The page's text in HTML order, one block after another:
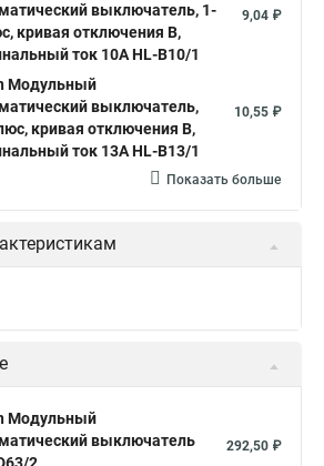
выключатель, 1-
кривая отключения B,
ток 10А HL-B10/1
9,04 ₽
Модульный
выключатель,
кривая отключения B,
ток 13А HL-B13/1
10,55 ₽
Показать больше
Модульный
выключатель
292,50 ₽